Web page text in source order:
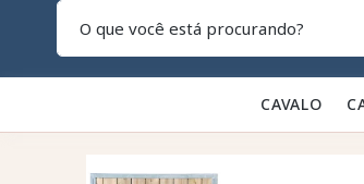
CAVALO 🐎